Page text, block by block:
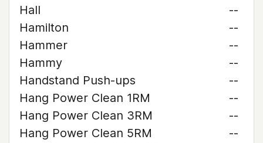
Hall
--
Hamilton
--
Hammer
--
Hammy
--
Handstand Push-ups
--
Hang Power Clean 1RM
--
Hang Power Clean 3RM
--
Hang Power Clean 5RM
--